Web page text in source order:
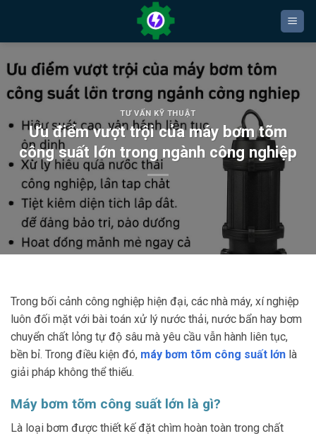
nội
dung
TƯ VẤN KỸ THUẬT
Ưu điểm vượt trội của máy bơm tõm
công suất lớn trong ngành công nghiệp
Trong bối cảnh công nghiệp hiện đại, các nhà máy, xí nghiệp
luôn đối mặt với bài toán xử lý nước thải, nước bẩn hay bơm
chuyển chất lỏng tự độ sâu mà yêu cầu vẫn hành liên tục,
bền bỉ. Trong điều kiện đó, máy bơm tõm công suất lớn là
giải pháp không thể thiếu.
Máy bơm tõm công suất lớn là gì?
Là loại bơm được thiết kế đặt chìm hoàn toàn trong chất